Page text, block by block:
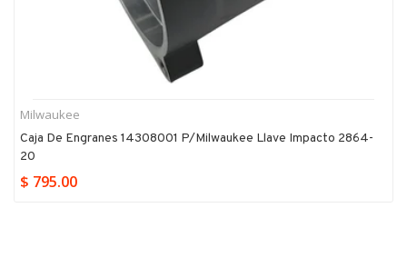
Milwaukee
Caja De Engranes 14308001 P/milwaukee Llave Impacto 2864-
20
$ 795.00